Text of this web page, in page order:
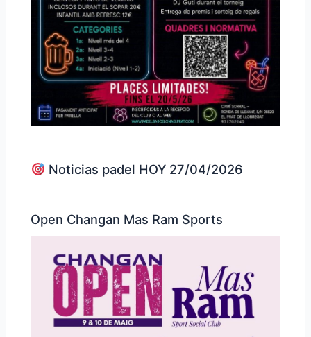
Noticias padel HOY 27/04/2026
Open Changan Mas Ram Sports